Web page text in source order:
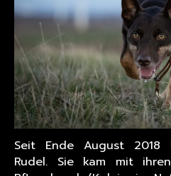
Seit Ende August 2018
Rudel. Sie kam mit